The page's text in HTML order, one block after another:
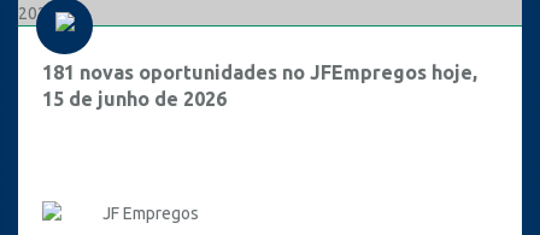
181 novas oportunidades no JFEmpregos hoje,
15 de junho de 2026
JF Empregos